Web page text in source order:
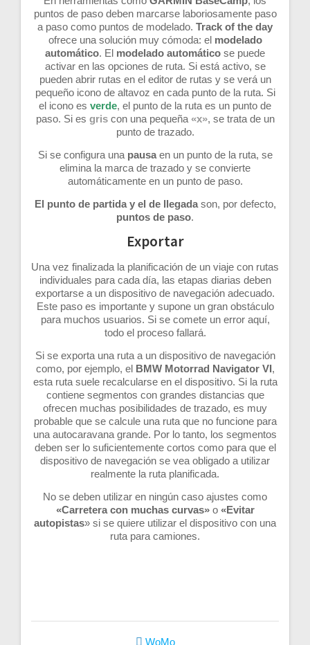
puntos de paso deben marcarse laboriosamente paso
a paso como puntos de modelado. Track of the day
ofrece una solución muy cómoda: el modelado
automático. El modelado automático se puede
activar en las opciones de ruta. Si está activo, se
pueden abrir rutas en el editor de rutas y se verá un
pequeño icono de altavoz en cada punto de la ruta. Si
el icono es verde, el punto de la ruta es un punto de
paso. Si es gris con una pequeña«x», se trata de un
punto de trazado.
Si se configura una pausaen un punto de la ruta, se
elimina la marca de trazado y se convierte
automáticamente en un punto de paso.
El punto de partida y el de llegadason, por defecto,
puntos de paso.
Exportar
Una vez finalizada la planificación de un viaje con rutas
individuales para cada día, las etapas diarias deben
exportarse a un dispositivo de navegación adecuado.
Este paso es importante y supone un gran obstáculo
para muchos usuarios. Si se comete un error aquí,
todo el proceso fallará.
Si se exporta una ruta a un dispositivo de navegación
como, por ejemplo, el BMW Motorrad Navigator VI ,
esta ruta suele recalcularse en el dispositivo. Si la ruta
contiene segmentos con grandes distancias que
ofrecen muchas posibilidades de trazado, es muy
probable que se calcule una ruta que no funcione para
una autocaravana grande. Por lo tanto, los segmentos
deben ser lo suficientemente cortos como para que el
dispositivo de navegación se vea obligado a utilizar
realmente la ruta planificada.
No se deben utilizar en ningún caso ajustes como
«Carretera con muchas curvas»o «Evitar
autopistas» si se quiere utilizar el dispositivo con una
ruta para camiones.
WoMo